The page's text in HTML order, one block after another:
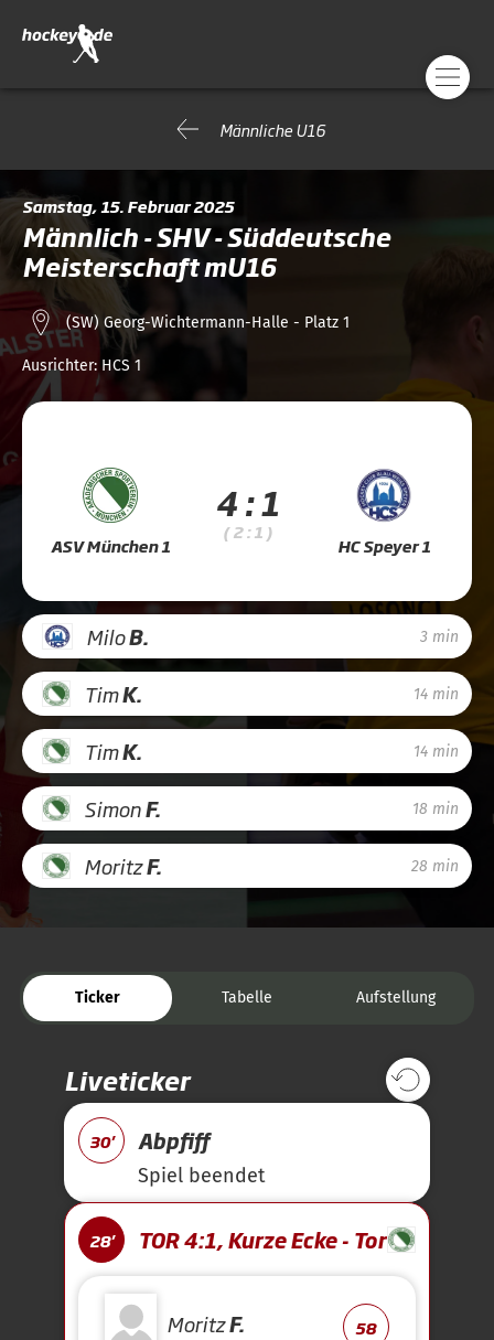
Männliche U16
Samstag, 15. Februar 2025
Männlich - SHV - Süddeutsche
Meisterschaft mU16
(SW) Georg-Wichtermann-Halle - Platz 1
Ausrichter: HCS 1
ASV München 1
4 : 1
( 2 : 1 )
HC Speyer 1
MiloB. 3 min
TimK. 14 min
TimK. 14 min
SimonF. 18 min
MoritzF. 28 min
Ticker Tabelle Aufstellung
Liveticker
30' Abpfiff
Spiel beendet
28' TOR 4:1, Kurze Ecke - Tor
MoritzF. 58